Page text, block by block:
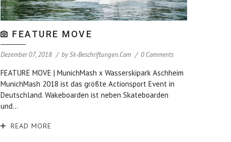
FEATURE MOVE
Dezember 07, 2018 bySk-Beschriftungen.com 0 Comments
FEATURE MOVE | MunichMash x Wasserskipark Aschheim
MunichMash 2018 ist das größte Actionsport Event in
Deutschland. Wakeboarden ist neben Skateboarden
und...
READ MORE